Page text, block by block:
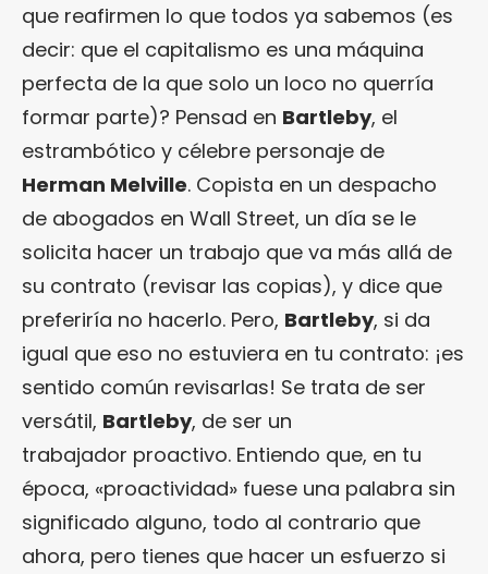
que reafirmen lo que todos ya sabemos (es
decir: que el capitalismo es una máquina
perfecta de la que solo un loco no querría
formar parte)? Pensad en Bartleby, el
estrambótico y célebre personaje de
Herman Melville. Copista en un despacho
de abogados en Wall Street, un día se le
solicita hacer un trabajo que va más allá de
su contrato (revisar las copias), y dice que
preferiría no hacerlo. Pero, Bartleby, si da
igual que eso no estuviera en tu contrato: ¡es
sentido común revisarlas! Se trata de ser
versátil, Bartleby, de ser un
trabajador proactivo. Entiendo que, en tu
época, «proactividad» fuese una palabra sin
significado alguno, todo al contrario que
ahora, pero tienes que hacer un esfuerzo si